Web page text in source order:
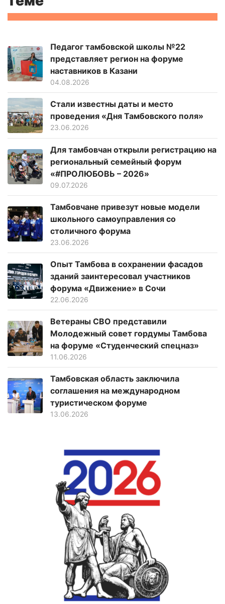
Педагог тамбовской школы №22
представляет регион на форуме
наставников в Казани
04.08.2026
Стали известны даты и место
проведения «Дня Тамбовского поля»
23.06.2026
Для тамбовчан открыли регистрацию на
региональный семейный форум
«#ПРОЛЮБОВЬ – 2026»
09.07.2026
Тамбовчане привезут новые модели
школьного самоуправления со
столичного форума
23.06.2026
Опыт Тамбова в сохранении фасадов
зданий заинтересовал участников
форума «Движение» в Сочи
22.06.2026
Ветераны СВО представили
Молодежный совет гордумы Тамбова
на форуме «Студенческий спецназ»
11.06.2026
Тамбовская область заключила
соглашения на международном
туристическом форуме
13.06.2026